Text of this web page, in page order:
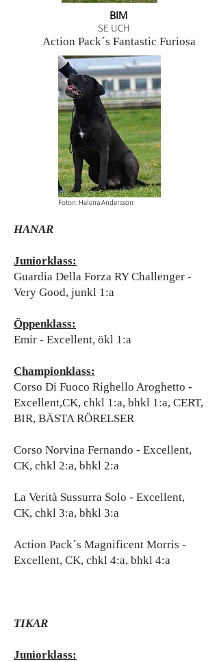
BIM
SE UCH
Action Pack´s Fantastic Furiosa
Foton: Helena Andersson
HANAR
Juniorklass:
Guardia Della Forza RY Challenger -
Very Good, junkl 1:a
Öppenklass:
Emir - Excellent, ökl 1:a
Championklass:
Corso Di Fuoco Righello Aroghetto -
Excellent,CK, chkl 1:a, bhkl 1:a, CERT,
BIR, BÄSTA RÖRELSER
Corso Norvina Fernando - Excellent,
CK, chkl 2:a, bhkl 2:a
La Verità Sussurra Solo - Excellent,
CK, chkl 3:a, bhkl 3:a
Action Pack´s Magnificent Morris -
Excellent, CK, chkl 4:a, bhkl 4:a
TIKAR
Juniorklass: